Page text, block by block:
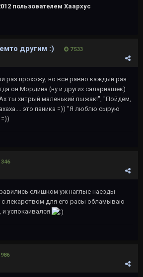
пользователем Хаархус
другим :) 7 533
раз прохожу, но все равно каждый раз
он Мордина (ну и других салариашек)
ты хитрый маленький пыжак!", "Пойдем,
это паника =)) "Я люблю сырую
346
слишком уж наглые наезды
с лекарством для его расы обламываю
успокаивался
986